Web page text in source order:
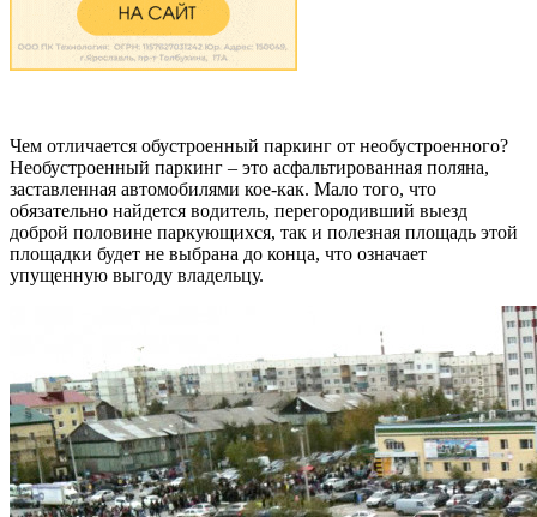
Чем отличается обустроенный паркинг от необустроенного?
Необустроенный паркинг – это асфальтированная поляна,
заставленная автомобилями кое-как. Мало того, что
обязательно найдется водитель, перегородивший выезд
доброй половине паркующихся, так и полезная площадь этой
площадки будет не выбрана до конца, что означает
упущенную выгоду владельцу.